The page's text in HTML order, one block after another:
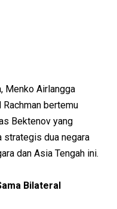
Menko Airlangga
Rachman bertemu
Bektenov yang
strategis dua negara
dan Asia Tengah ini.
Bilateral